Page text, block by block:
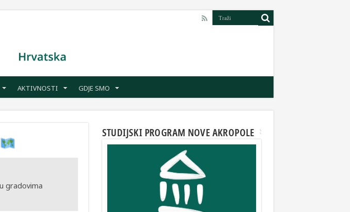
AKTIVNOSTI GDJE SMO
gradovima
STUDIJSKI PROGRAM NOVE AKROPOLE